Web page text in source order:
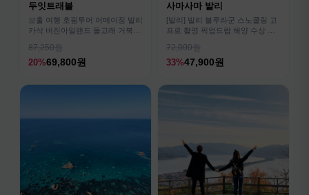
두잇트래블
보홀 여행 호핑투어 어메이징 발리
카삭 버진아일랜드 돌고래 거북이
87,250원
20%69,800원
사마사마 발리
[발리] 발리 블루라군 스노쿨링 고
프로 촬영 픽업드랍 해양 수상 액
72,000원
33%47,900원